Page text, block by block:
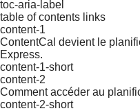
toc-aria-label
table of contents links
content-1
ContentCal devient le
Express.
content-1-short
content-2
Comment accéder au
content-2-short